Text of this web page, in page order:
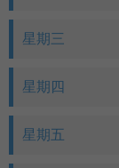
星期三
星期四
星期五